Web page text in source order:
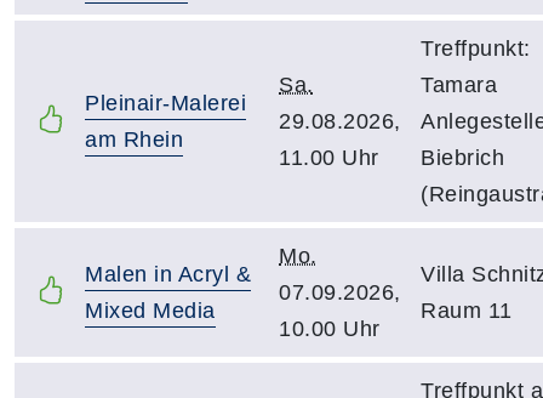
Pleinair-Malerei
am Rhein
Sa.
29.08.2026,
11.00 Uhr
Treffpunkt:
Tamara
Biebrich
Malen in Acryl &
Mixed Media
Mo.
07.09.2026,
10.00 Uhr
Villa
Raum 11
Treffpunkt